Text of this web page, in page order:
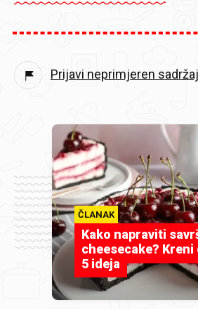
Prijavi neprimjeren sadržaj
ČLANAK
Kako napraviti
cheesecake? Kreni
5 ideja